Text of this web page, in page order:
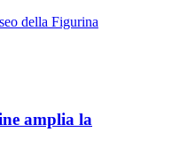
amplia la